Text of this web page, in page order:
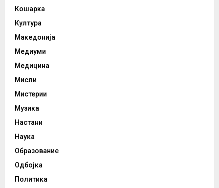
Кошарка
Култура
Македонија
Медиуми
Медицина
Мисли
Мистерии
Музика
Настани
Наука
Образование
Одбојка
Политика